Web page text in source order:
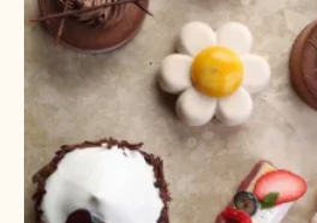
Class